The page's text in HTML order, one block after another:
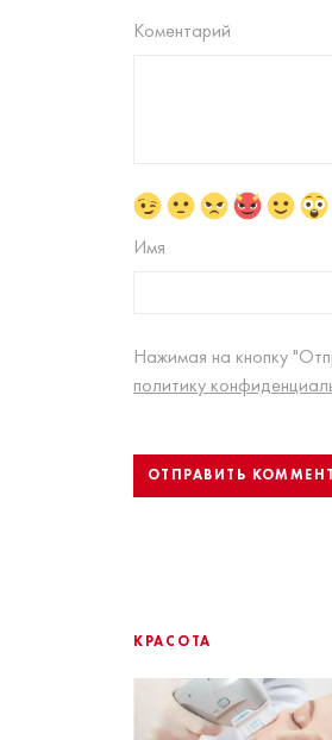
Коментарий
Имя
Нажимая на кнопку
политику
КРАСОТА